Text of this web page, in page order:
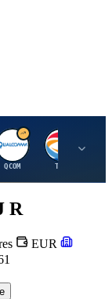
Q
QCOM
T
TTE
R
EUR